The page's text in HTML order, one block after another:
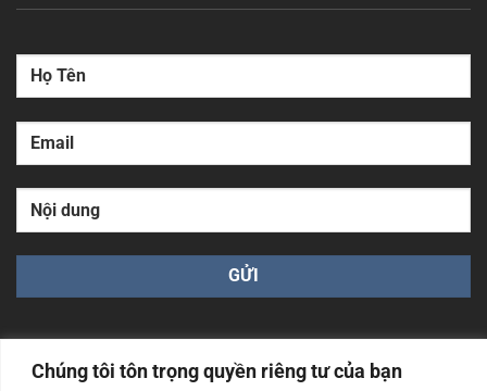
Chúng tôi tôn trọng quyền riêng tư của bạn